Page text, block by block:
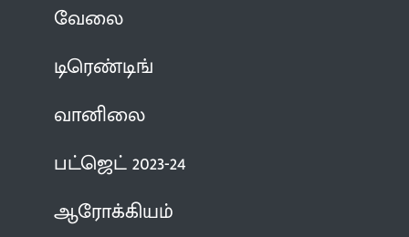
வேலை
டிரெண்டிங்
வானிலை
பட்ஜெட் 2023-24
ஆரோக்கியம்